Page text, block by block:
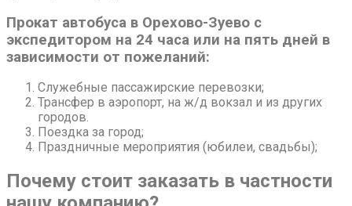
Прокат автобуса в Орехово-Зуево с
экспедитором на 24 часа или на пять дней в
зависимости от пожеланий:
Служебные пассажирские перевозки;
Трансфер в аэропорт, на ж/д вокзал и из других
городов.
Поездка за город;
Праздничные мероприятия (юбилеи, свадьбы);
Почему стоит заказать в частности